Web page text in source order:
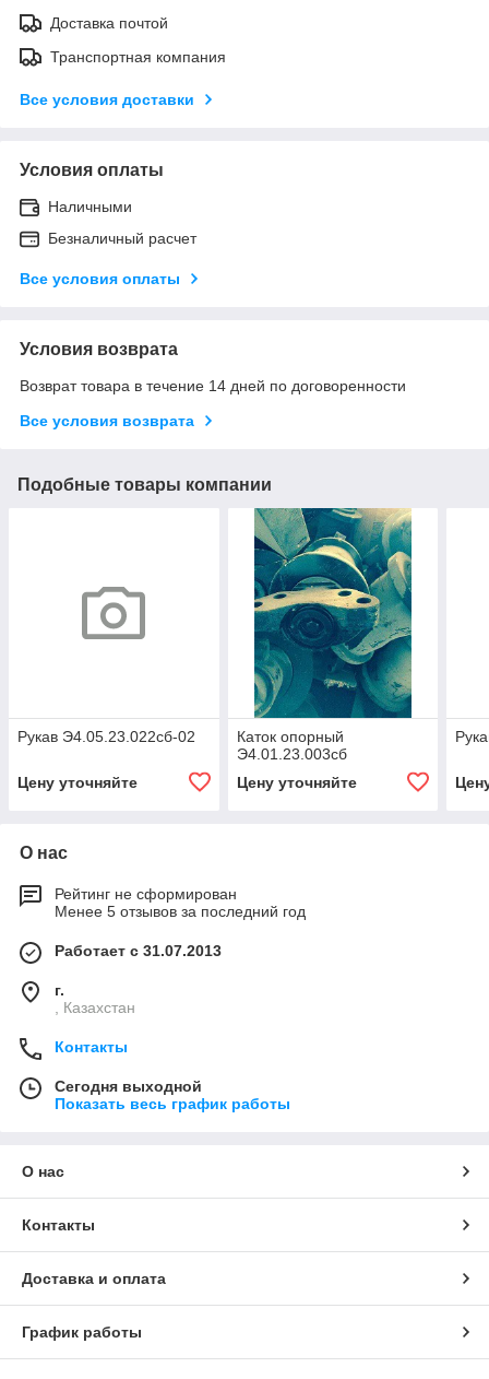
Доставка почтой
Транспортная компания
Все условия доставки
Условия оплаты
Наличными
Безналичный расчет
Все условия оплаты
Условия возврата
Возврат товара в течение 14 дней по договоренности
Все условия возврата
Подобные товары компании
Рукав Э4.05.23.022сб-02
Цену уточняйте
Каток опорный
Э4.01.23.003сб
Цену уточняйте
О нас
Рейтинг не сформирован
Менее 5 отзывов за последний год
Работает с 31.07.2013
г.
, Казахстан
Контакты
Сегодня выходной
Показать весь график работы
О нас
Контакты
Доставка и оплата
График работы